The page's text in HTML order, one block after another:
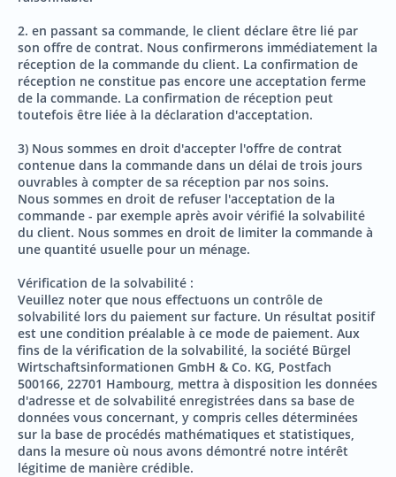
2. en passant sa commande, le client déclare être lié par
son offre de contrat. Nous confirmerons immédiatement la
réception de la commande du client. La confirmation de
réception ne constitue pas encore une acceptation ferme
de la commande. La confirmation de réception peut
toutefois être liée à la déclaration d'acceptation.
3) Nous sommes en droit d'accepter l'offre de contrat
contenue dans la commande dans un délai de trois jours
ouvrables à compter de sa réception par nos soins.
Nous sommes en droit de refuser l'acceptation de la
commande - par exemple après avoir vérifié la solvabilité
du client. Nous sommes en droit de limiter la commande à
une quantité usuelle pour un ménage.
Vérification de la solvabilité :
Veuillez noter que nous effectuons un contrôle de
solvabilité lors du paiement sur facture. Un résultat positif
est une condition préalable à ce mode de paiement. Aux
fins de la vérification de la solvabilité, la société Bürgel
Wirtschaftsinformationen GmbH & Co. KG, Postfach
500166, 22701 Hambourg, mettra à disposition les données
d'adresse et de solvabilité enregistrées dans sa base de
données vous concernant, y compris celles déterminées
sur la base de procédés mathématiques et statistiques,
dans la mesure où nous avons démontré notre intérêt
légitime de manière crédible.